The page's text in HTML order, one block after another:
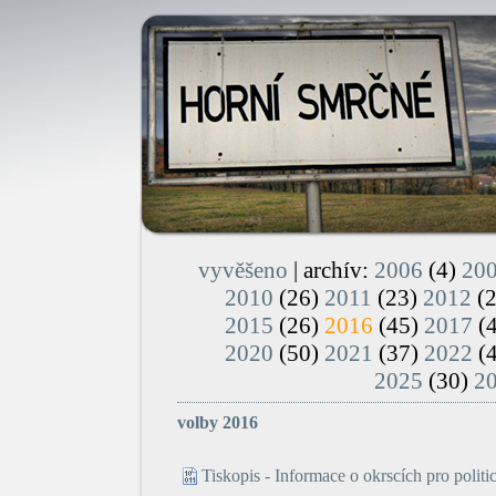
vyvěšeno | archív: 2006 (4)
2010 (26) 2011 (23) 2012
2015 (26) 2016 (45) 2017
2020 (50) 2021 (37) 2022
2025 (30)
volby 2016
Tiskopis - Informace o okrscích pro